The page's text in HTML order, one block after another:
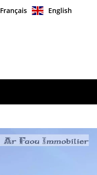
Français English